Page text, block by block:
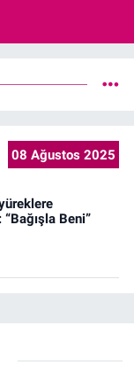
08 Ağustos 2025
Beni”